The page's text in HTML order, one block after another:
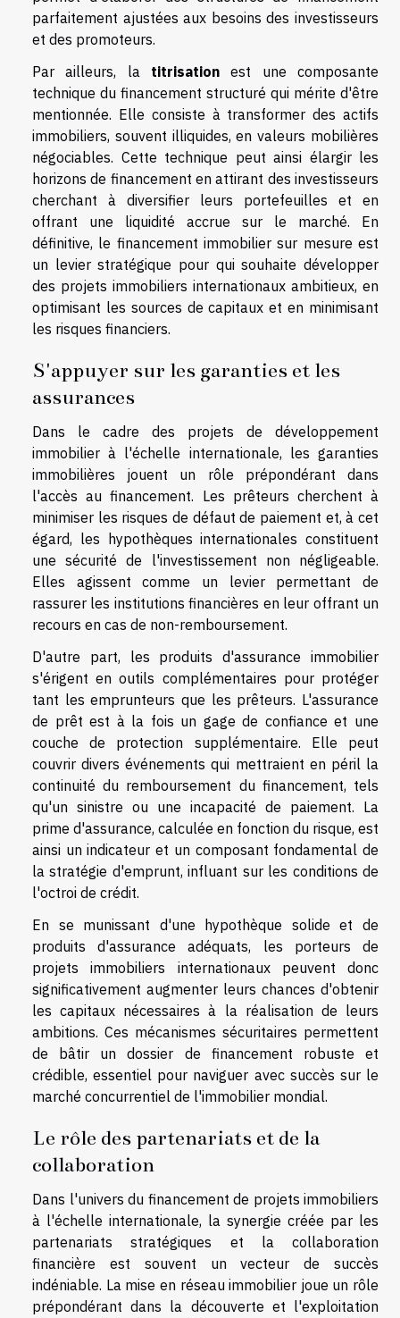
parfaitement ajustées aux besoins des investisseurs
et des promoteurs.
Par ailleurs, la titrisation est une composante
technique du financement structuré qui mérite d'être
mentionnée. Elle consiste à transformer des actifs
immobiliers, souvent illiquides, en valeurs mobilières
négociables. Cette technique peut ainsi élargir les
horizons de financement en attirant des investisseurs
cherchant à diversifier leurs portefeuilles et en
offrant une liquidité accrue sur le marché. En
définitive, le financement immobilier sur mesure est
un levier stratégique pour qui souhaite développer
des projets immobiliers internationaux ambitieux, en
optimisant les sources de capitaux et en minimisant
les risques financiers.
S'appuyer sur les garanties et les
assurances
Dans le cadre des projets de développement
immobilier à l'échelle internationale, les garanties
immobilières jouent un rôle prépondérant dans
l'accès au financement. Les prêteurs cherchent à
minimiser les risques de défaut de paiement et, à cet
égard, les hypothèques internationales constituent
une sécurité de l'investissement non négligeable.
Elles agissent comme un levier permettant de
rassurer les institutions financières en leur offrant un
recours en cas de non-remboursement.
D'autre part, les produits d'assurance immobilier
s'érigent en outils complémentaires pour protéger
tant les emprunteurs que les prêteurs. L'assurance
de prêt est à la fois un gage de confiance et une
couche de protection supplémentaire. Elle peut
couvrir divers événements qui mettraient en péril la
continuité du remboursement du financement, tels
qu'un sinistre ou une incapacité de paiement. La
prime d'assurance, calculée en fonction du risque, est
ainsi un indicateur et un composant fondamental de
la stratégie d'emprunt, influant sur les conditions de
l'octroi de crédit.
En se munissant d'une hypothèque solide et de
produits d'assurance adéquats, les porteurs de
projets immobiliers internationaux peuvent donc
significativement augmenter leurs chances d'obtenir
les capitaux nécessaires à la réalisation de leurs
ambitions. Ces mécanismes sécuritaires permettent
de bâtir un dossier de financement robuste et
crédible, essentiel pour naviguer avec succès sur le
marché concurrentiel de l'immobilier mondial.
Le rôle des partenariats et de la
collaboration
Dans l'univers du financement de projets immobiliers
à l'échelle internationale, la synergie créée par les
partenariats stratégiques et la collaboration
financière est souvent un vecteur de succès
indéniable. La mise en réseau immobilier joue un rôle
prépondérant dans la découverte et l'exploitation